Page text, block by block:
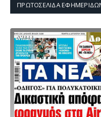
ΠΡΩΤΟΣΈΛΙΔΑ